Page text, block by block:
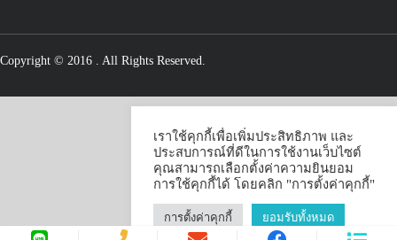
Copyright © 2016 . All Rights Reserved.
เราใช้คุกกี้เพื่อเพิ่มประสิทธิภาพ และ
ประสบการณ์ที่ดีในการใช้งานเว็บไซต์
คุณสามารถเลือกตั้งค่าความยินยอม
การใช้คุกกี้ได้ โดยคลิก "การตั้งค่าคุกกี้"
การตั้งค่าคุกกี้ ยอมรับทั้งหมด